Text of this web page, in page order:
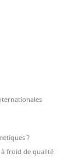
?
froid de qualité